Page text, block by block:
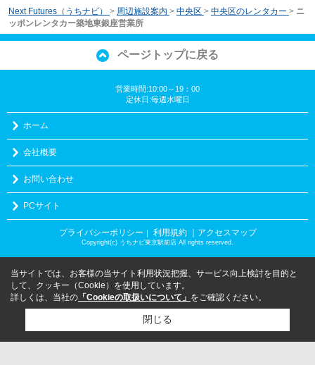
Next Futures（うちナビ） > 周辺施設案内 > 中央区 > 中央区のレンタカー > ニ
ッポンレンタカー築地東銀座営業所
ページトップに戻る
営業時間:10:00～19：00
定休日:毎週水曜日
ホーム
会社概要
お問い合わせ
PCサイト
プライバシーポリシー ｜ 利用規約 ｜アクセスマップ
Copyright(c) うちナビ東京駅前店 All rights reserved.
当サイトでは、お客様の当サイト利用状況把握、サービス向上検討を目的と
して、クッキー（Cookie）を使用しています。
詳しくは、当社の 「Cookieの取扱いについて」 をご確認ください。
閉じる